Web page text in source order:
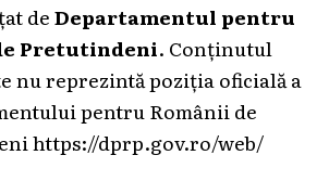
deDepartamentul pentru
Pretutindeni. Conținutul
nu reprezintă poziția oficială a
pentru Românii de
https://dprp.gov.ro/web/